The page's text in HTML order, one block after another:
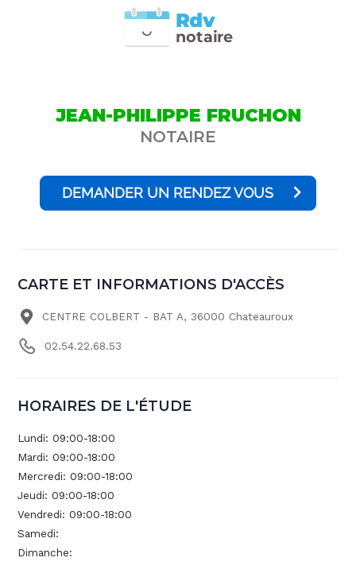
notaire
Rdv
JEAN-PHILIPPE FRUCHON
NOTAIRE
DEMANDER UN RENDEZ VOUS
CARTE ET INFORMATIONS D'ACCÈS
CENTRE COLBERT - BAT A, 36000 Chateauroux
02.54.22.68.53
HORAIRES DE L'ÉTUDE
Lundi:09:00-18:00
Mardi:09:00-18:00
Mercredi:09:00-18:00
Jeudi:09:00-18:00
Vendredi:09:00-18:00
Samedi:
Dimanche: